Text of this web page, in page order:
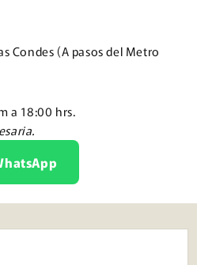
Condes (A pasos del Metro
a 18:00 hrs.